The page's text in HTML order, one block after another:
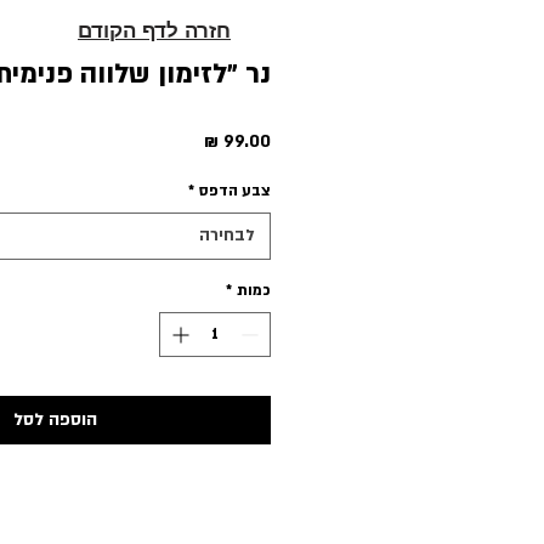
נר ״לזימון שלווה
צבע הדפס *
לבחירה
כמות *
הוספה לסל
חזרה לדף הקודם